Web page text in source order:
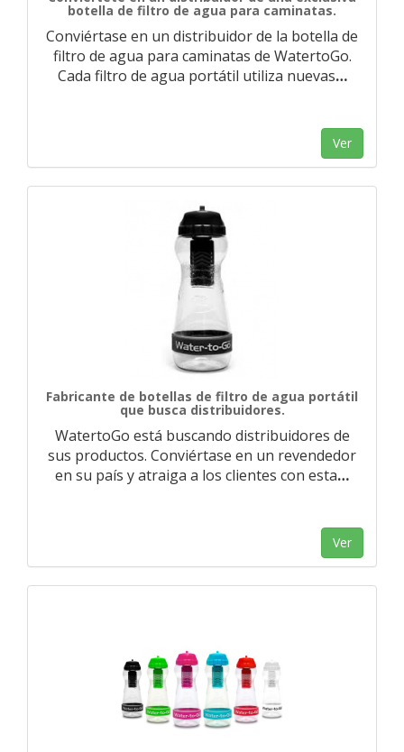
botella de filtro de agua para caminatas.
Conviértase en un distribuidor de la botella de
filtro de agua para caminatas de WatertoGo.
Cada filtro de agua portátil utiliza nuevas…
Ver
Fabricante de botellas de filtro de agua portátil
que busca distribuidores.
WatertoGo está buscando distribuidores de
sus productos. Conviértase en un revendedor
en su país y atraiga a los clientes con esta…
Ver